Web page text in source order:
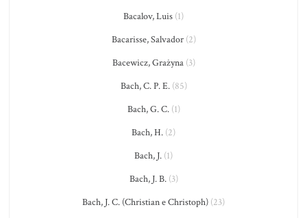
Bacalov, Luis (1)
Bacarisse, Salvador(2)
Bacewicz, Grażyna(3)
Bach, C. P. E.(85)
Bach, G. C.(1)
Bach, H. (2)
Bach, J. (1)
Bach, J. B.(3)
Bach, J. C. (Christian e Christoph) (23)